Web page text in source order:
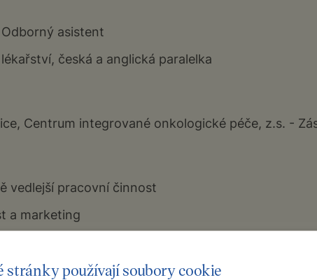
asistent
česká a anglická paralelka
Centrum integrované onkologické péče, z.s. -
vedlejší pracovní činnost
a marketing
stránky používají soubory cookie